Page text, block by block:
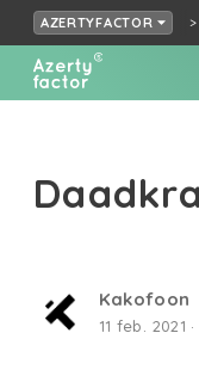
AZERTYFACTOR
Kakofoon
11 feb. 2021